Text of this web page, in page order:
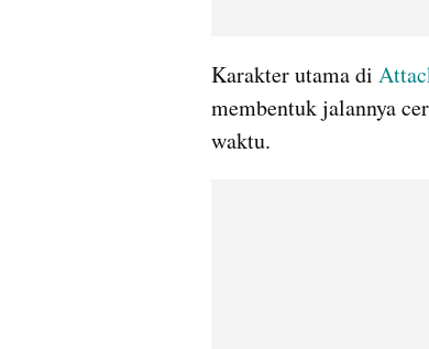
Karakter utama di
membentuk jalannya
waktu.